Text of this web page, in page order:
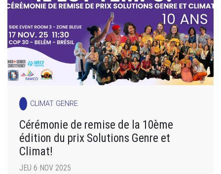
CLIMAT GENRE
Cérémonie de remise de la 10ème
édition du prix Solutions Genre et
Climat!
JEU 6 NOV 2025